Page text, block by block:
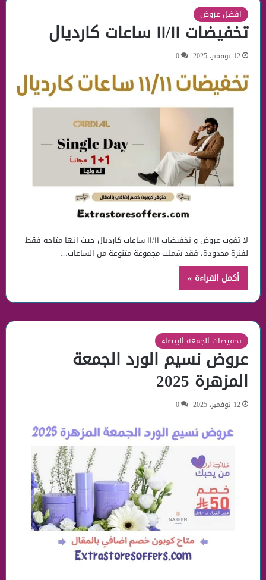
افضل عروض
تخفيضات ١١/١١ ساعات كارديال
12 نوفمبر، 2025 0
لا تفوت عروض و تخفيضات ١١/١١ ساعات كارديال حيث انها متاحه فقط
لفنرة محدودة، فقد شملت مجموعة متنوعة من الساعات…
أكمل القراءة »
تخفيضات الجمعة البيضاء
عروض نسيم الورد الجمعة
المزهرة 2025
12 نوفمبر، 2025 0